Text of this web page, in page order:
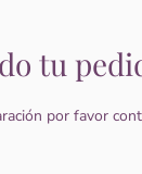
tu
por favor